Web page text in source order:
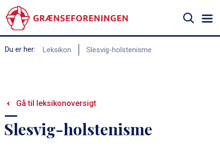
til
hovedindhold
Søg
Du er her:
k
r
u
Leksikon Slesvig-holstenisme
Gå til leksikonoversigt
Slesvig-holstenisme